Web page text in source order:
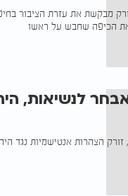
מבקשת את עזרת הציבור
לנשיאות,
הצהרות אנטישמיות נגד